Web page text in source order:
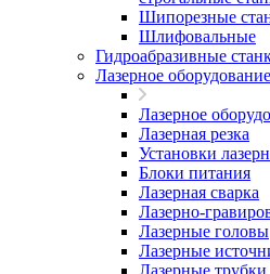
Шипорезные
Шлифовальные
Гидроабразивные
Лазерное оборудование
Лазерное
Лазерная резка
Установки
Блоки питания
Лазерная сварка
Лазерно-
Лазерные головы
Лазерные
Лазерные трубки